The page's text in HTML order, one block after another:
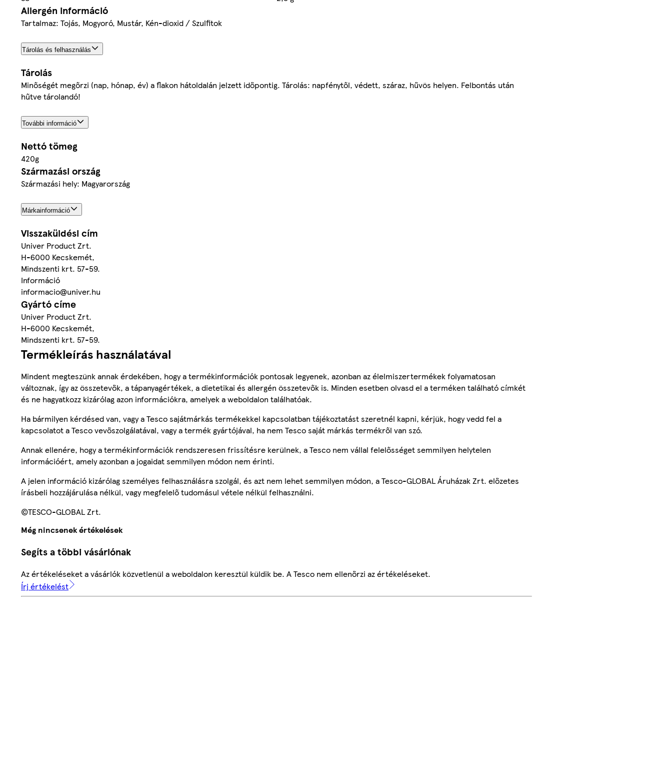
Allergén információ
Tartalmaz: Tojás, Mogyoró, Mustár, Kén-dioxid / Szulfitok
Tárolás és felhasználás
Tárolás
Minőségét megőrzi (nap, hónap, év) a flakon hátoldalán jelzett időpontig. Tárolás: napfénytől, védett, száraz, hűvös helyen. Felbontás után
hűtve tárolandó!
További információ
Nettó tömeg
420g
Származási ország
Származási hely: Magyarország
Márkainformáció
Visszaküldési cím
Univer Product Zrt.
H-6000 Kecskemét,
Mindszenti krt. 57-59.
Információ
informacio@univer.hu
Gyártó címe
Univer Product Zrt.
H-6000 Kecskemét,
Mindszenti krt. 57-59.
Termékleírás használatával
Mindent megteszünk annak érdekében, hogy a termékinformációk pontosak legyenek, azonban az élelmiszertermékek folyamatosan
változnak, így az összetevők, a tápanyagértékek, a dietetikai és allergén összetevők is. Minden esetben olvasd el a terméken található címkét
és ne hagyatkozz kizárólag azon információkra, amelyek a weboldalon találhatóak.
Ha bármilyen kérdésed van, vagy a Tesco sajátmárkás termékekkel kapcsolatban tájékoztatást szeretnél kapni, kérjük, hogy vedd fel a
kapcsolatot a Tesco vevőszolgálatával, vagy a termék gyártójával, ha nem Tesco saját márkás termékről van szó.
Annak ellenére, hogy a termékinformációk rendszeresen frissítésre kerülnek, a Tesco nem vállal felelősséget semmilyen helytelen
információért, amely azonban a jogaidat semmilyen módon nem érinti.
A jelen információ kizárólag személyes felhasználásra szolgál, és azt nem lehet semmilyen módon, a Tesco-GLOBAL Áruházak Zrt. előzetes
írásbeli hozzájárulása nélkül, vagy megfelelő tudomásul vétele nélkül felhasználni.
©TESCO-GLOBAL Zrt.
Még nincsenek értékelések
Segíts a többi vásárlónak
Az értékeléseket a vásárlók közvetlenül a weboldalon keresztül küldik be. A Tesco nem ellenőrzi az értékeléseket.
Írj értékelést